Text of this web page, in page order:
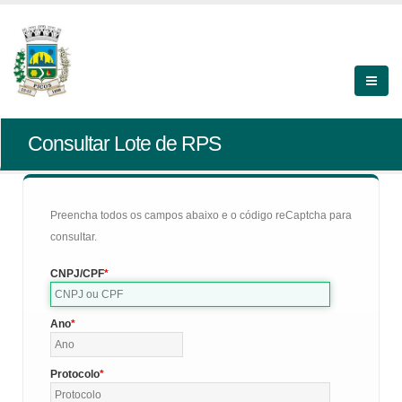
Consultar Lote de RPS
Preencha todos os campos abaixo e o código reCaptcha para
consultar.
CNPJ/CPF
Ano
Protocolo